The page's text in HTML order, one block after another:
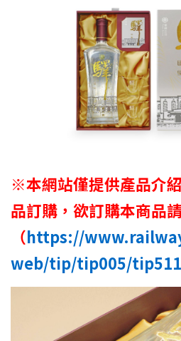
※本網站僅提供產品介
品訂購，欲訂購本商品
（https://
web/tip/tip005/